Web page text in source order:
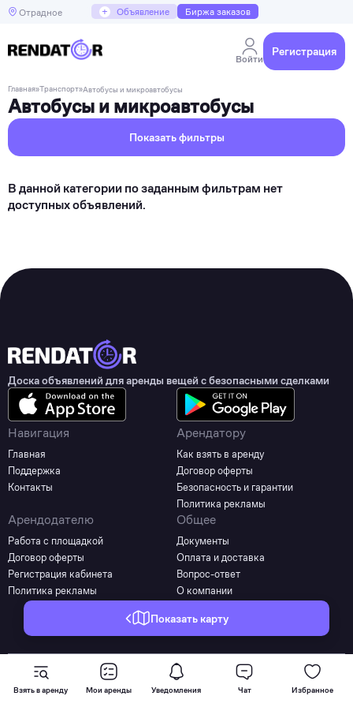
Отрадное + Объявление Биржа заказов
Войти
Регистрация
Взять в аренду Мои аренды Уведомления Чат Избранное
Главная»Транспорт»Автобусы и микроавтобусы
Автобусы и микроавтобусы
Показать карту
Показать фильтры
В данной категории по заданным фильтрам нет
доступных объявлений.
Доска объявлений для аренды вещей с безопасными сделками
Навигация
Главная
Поддержка
Контакты
Арендатору
Как взять в аренду
Договор оферты
Безопасность и гарантии
Политика рекламы
Арендодателю
Работа с площадкой
Договор оферты
Регистрация кабинета
Политика рекламы
Общее
Документы
Оплата и доставка
Вопрос-ответ
О компании
©2025 - 2026 Все права защищены